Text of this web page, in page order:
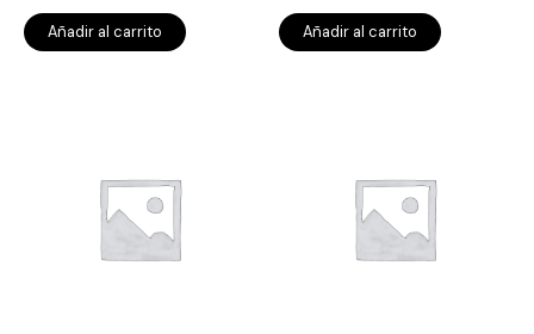
Añadir al carrito Añadir al carrito